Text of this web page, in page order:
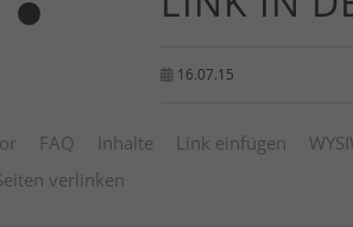
16.07.15
FAQ Inhalte Link einfügen
verlinken